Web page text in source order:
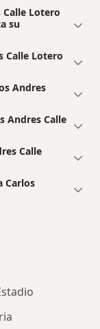
Calle Lotero
su
Calle Lotero
Andres
Andres Calle
Calle
Carlos